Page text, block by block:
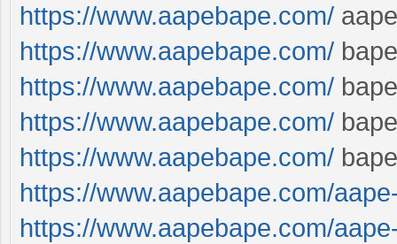
https://www.aapebape.com/
https://www.aapebape.com/
https://www.aapebape.com/
https://www.aapebape.com/
https://www.aapebape.com/
https://www.aapebape.com/
https://www.aapebape.com/